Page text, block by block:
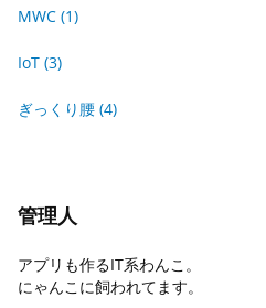
MWC (1)
IoT (3)
ぎっくり腰 (4)
管理人
アプリも作るIT系わんこ。
にゃんこに飼われてます。